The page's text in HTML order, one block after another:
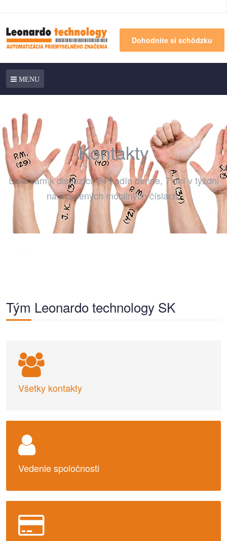
Dohodnite si schôdzku
MENU
Kontakty
Sme vám k dispozícii 24 hodín denne, 7 dní v týždni
na uvedených mobilných číslach.
Tým Leonardo technology SK
Všetky kontakty
Vedenie spoločnosti